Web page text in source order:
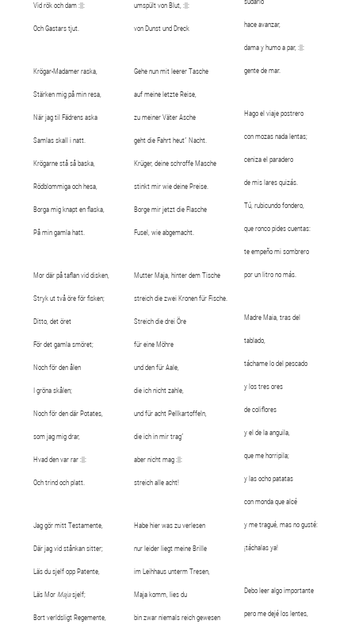
Vid rök och dam :||:
Och Gastars tjut.
Krögar-Madamer raska,
Stärken mig på min resa,
När jag til Fädrens aska
Samlas skall i natt.
Krögarne stå så baska,
Rödblommiga och hesa,
Borga mig knapt en flaska,
På min gamla hatt.
Mor där på taflan vid disken,
Stryk ut två öre för fisken;
Ditto, det öret
För det gamla smöret;
Noch för den ålen
I gröna skålen;
Noch för den där Potates,
som jag mig drar,
Hvad den var rar :||:
Och trind och platt.
Jag gör mitt Testamente,
Där jag vid stånkan sitter;
Läs du sjelf opp Patente,
Läs Mor Majasjelf;
Bort verldsligt Regemente,
umspült von Blut, :||:
von Dunst und Dreck
Gehe nun mit leerer Tasche
auf meine letzte Reise,
zu meiner Väter Asche
geht die Fahrt heut´ Nacht.
Krüger, deine schroffe Masche
stinkt mir wie deine Preise.
Borge mir jetzt die Flasche
Fusel, wie abgemacht.
Mutter Maja, hinter dem Tische
streich die zwei Kronen für Fische.
Streich die drei Öre
für eine Möhre
und den für Aale,
die ich nicht zahle,
und für acht Pellkartoffeln,
die ich in mir trag´
aber nicht mag :||:
streich alle acht!
Habe hier was zu verlesen
nur leider liegt meine Brille
im Leihhaus unterm Tresen,
Maja komm, lies du
bin zwar niemals reich gewesen
sudario
hace avanzar,
dama y humo a par, :||:
gente de mar.
Hago el viaje postrero
con mozas nada lentas;
ceniza el paradero
de mis lares quizás.
Tú, rubicundo fondero,
que ronco pides cuentas:
te empeño mi sombrero
por un litro no más.
Madre Maia, tras del
tablado,
táchame lo del pescado
y los tres ores
de coliflores
y el de la anguila,
que me horripila;
y las ocho patatas
con monda que alcé
y me tragué, mas no gusté:
¡táchalas ya!
Debo leer algo importante
pero me dejé los lentes,